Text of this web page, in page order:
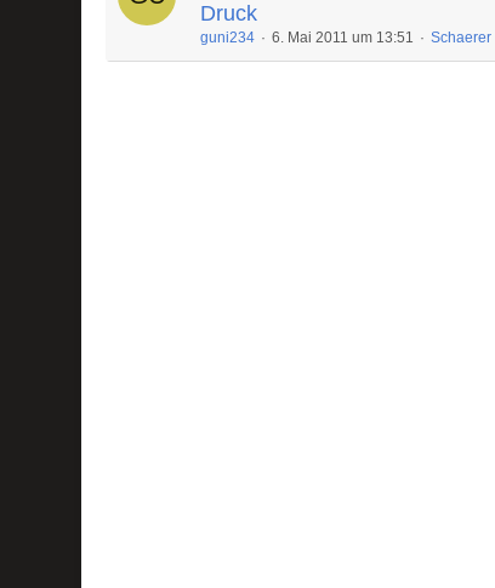
Druck
guni234 6. Mai 2011 um 13:51 Schaerer